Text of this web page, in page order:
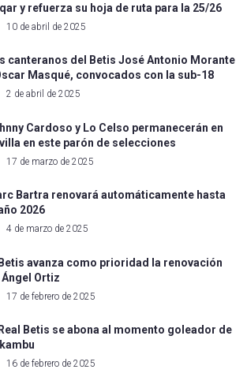
y refuerza su hoja de ruta para la 25/26
10 de abril de 2025
canteranos del Betis José Antonio Morante
Masqué, convocados con la sub-18
2 de abril de 2025
Cardoso y Lo Celso permanecerán en
en este parón de selecciones
17 de marzo de 2025
Bartra renovará automáticamente hasta
2026
4 de marzo de 2025
avanza como prioridad la renovación
Ángel Ortiz
17 de febrero de 2025
Betis se abona al momento goleador de
16 de febrero de 2025